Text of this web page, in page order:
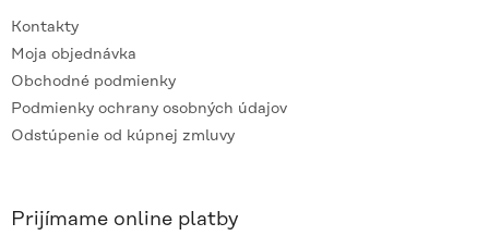
Kontakty
Moja objednávka
Obchodné podmienky
Podmienky ochrany osobných údajov
Odstúpenie od kúpnej zmluvy
Prijímame online platby